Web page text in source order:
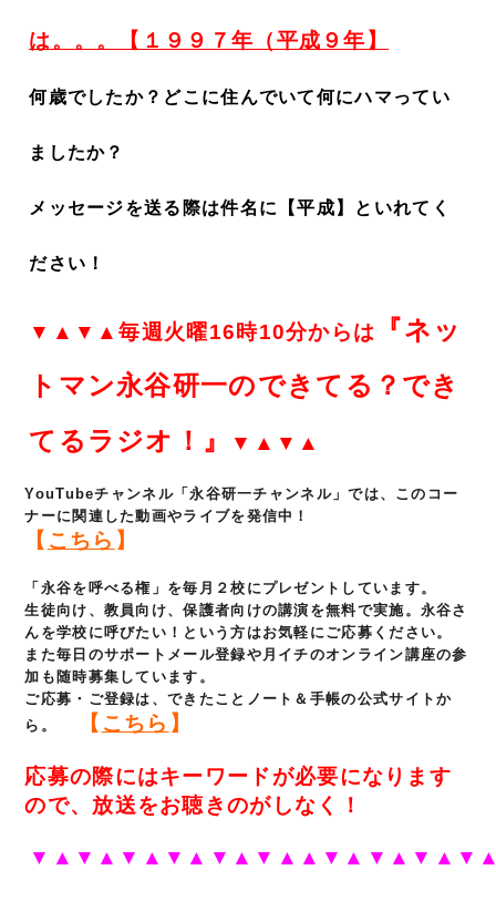
は。。。【１９９７年（平成９年】
何歳でしたか？どこに住んでいて何にハマってい
ましたか？
メッセージを送る際は件名に【平成】といれてく
ださい！
▼▲▼▲毎週火曜16時10分からは
『ネッ
トマン永谷研一のできてる？でき
てるラジオ！』
▼▲▼▲
YouTubeチャンネル「永谷研一チャンネル」では、このコー
ナーに関連した動画やライブを発信中！
【 こちら 】
「永谷を呼べる権」を毎月２校にプレゼントしています。
生徒向け、教員向け、保護者向けの講演を無料で実施。永谷さ
んを学校に呼びたい！という方はお気軽にご応募ください。
また毎日のサポートメール登録や月イチのオンライン講座の参
加も随時募集しています。
ご応募・ご登録は、できたことノート＆手帳の公式サイトか
ら。
【 こちら 】
応募の際にはキーワードが必要になります
ので、放送をお聴きのがしなく！